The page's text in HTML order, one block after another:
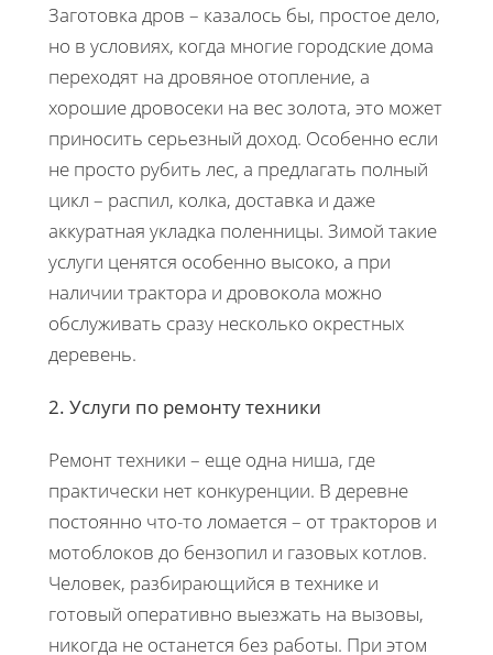
Заготовка дров – казалось бы, простое дело,
но в условиях, когда многие городские дома
переходят на дровяное отопление, а
хорошие дровосеки на вес золота, это может
приносить серьезный доход. Особенно если
не просто рубить лес, а предлагать полный
цикл – распил, колка, доставка и даже
аккуратная укладка поленницы. Зимой такие
услуги ценятся особенно высоко, а при
наличии трактора и дровокола можно
обслуживать сразу несколько окрестных
деревень.
2. Услуги по ремонту техники
Ремонт техники – еще одна ниша, где
практически нет конкуренции. В деревне
постоянно что-то ломается – от тракторов и
мотоблоков до бензопил и газовых котлов.
Человек, разбирающийся в технике и
готовый оперативно выезжать на вызовы,
никогда не останется без работы. При этом